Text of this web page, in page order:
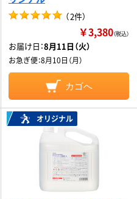
（2件）
￥3,380（税込）
お届け日：8月11日（火）
お急ぎ便：8月10日（月）
カゴへ
オリジナル